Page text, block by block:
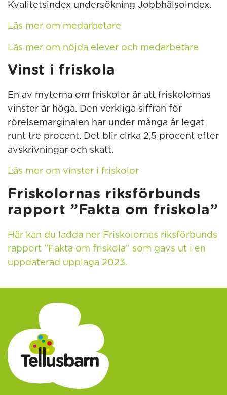
Kvalitetsindex undersökning Jobbhälsoindex.
Läs mer om medarbetare
Läs mer om nöjda elever och medarbetare
Vinst i friskola
En av myterna om friskolor är att friskolornas
vinster är höga. Den verkliga siffran för
rörelsemarginalen har under många år legat
runt tre procent. Det blir cirka 2,5 procent efter
avskrivningar och skatt.
Läs mer om vinster i friskolor
Friskolornas riksförbunds
rapport ”Fakta om friskola”
Här kan du ladda ner Friskolornas riksförbunds
rapport ”Fakta om friskola” som gavs ut i en
uppdaterad upplaga 2023.